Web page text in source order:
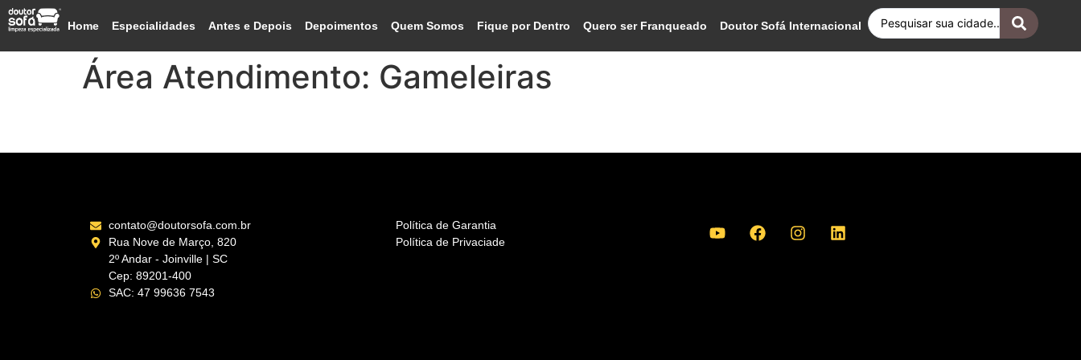
Home Especialidades Antes e Depois Depoimentos Quem Somos Fique por Dentro Quero ser Franqueado Doutor Sofá Internacional
Área Atendimento: Gameleiras
contato@doutorsofa.com.br
Rua Nove de Março, 820
2º Andar - Joinville | SC
Cep: 89201-400
SAC: 47 99636 7543
Política de Garantia
Política de Privaciade